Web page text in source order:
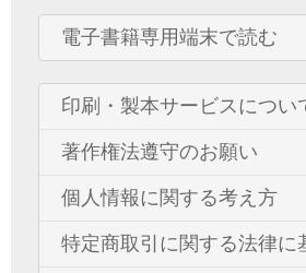
電子書籍専用端末で読む
印刷・製本サービスについ
著作権法遵守のお願い
個人情報に関する考え方
特定商取引に関する法律に